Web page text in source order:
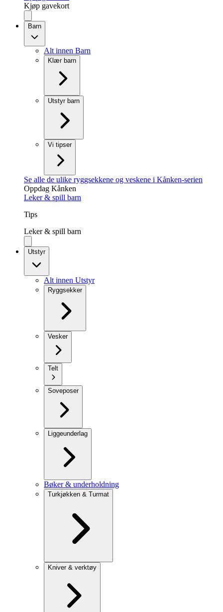
Kjøp gavekort
Barn
Alt innen Barn
Klær barn
Utstyr barn
Vi tipser
Se alle de ulike ryggsekkene og veskene i Kånken-serien
Oppdag Kånken
Leker & spill barn
Tips
Leker & spill barn
Utstyr
Alt innen Utstyr
Ryggsekker
Vesker
Telt
Soveposer
Liggeunderlag
Bøker & underholdning
Turkjøkken & Turmat
Kniver & verktøy